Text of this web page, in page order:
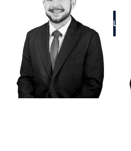
CALL US